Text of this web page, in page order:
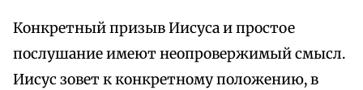
Конкретный призыв Иисуса и простое
послушание имеют неопровержимый смысл.
Иисус зовет к конкретному положению, в